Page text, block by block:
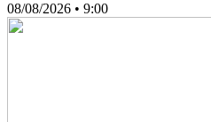
08/08/2026 • 9:00